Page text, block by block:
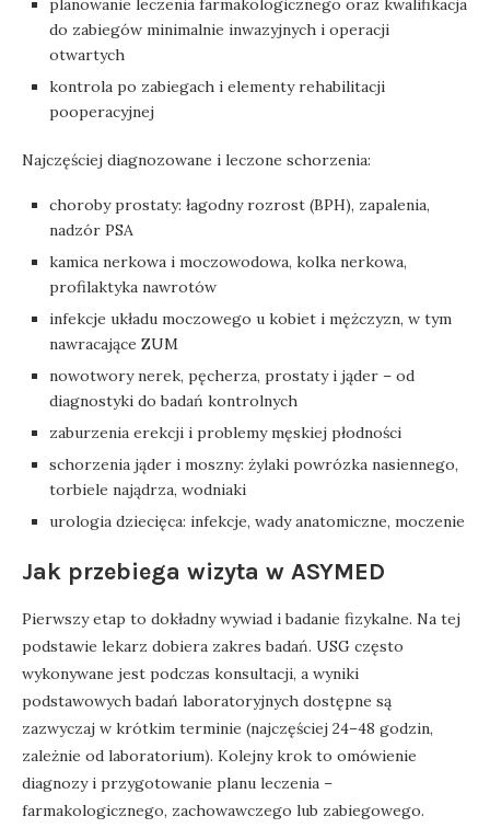
planowanie leczenia farmakologicznego oraz kwalifikacja
do zabiegów minimalnie inwazyjnych i operacji
otwartych
kontrola po zabiegach i elementy rehabilitacji
pooperacyjnej
Najczęściej diagnozowane i leczone schorzenia:
choroby prostaty: łagodny rozrost (BPH), zapalenia,
nadzór PSA
kamica nerkowa i moczowodowa, kolka nerkowa,
profilaktyka nawrotów
infekcje układu moczowego u kobiet i mężczyzn, w tym
nawracające ZUM
nowotwory nerek, pęcherza, prostaty i jąder – od
diagnostyki do badań kontrolnych
zaburzenia erekcji i problemy męskiej płodności
schorzenia jąder i moszny: żylaki powrózka nasiennego,
torbiele najądrza, wodniaki
urologia dziecięca: infekcje, wady anatomiczne, moczenie
Jak przebiega wizyta w ASYMED
Pierwszy etap to dokładny wywiad i badanie fizykalne. Na tej
podstawie lekarz dobiera zakres badań. USG często
wykonywane jest podczas konsultacji, a wyniki
podstawowych badań laboratoryjnych dostępne są
zazwyczaj w krótkim terminie (najczęściej 24–48 godzin,
zależnie od laboratorium). Kolejny krok to omówienie
diagnozy i przygotowanie planu leczenia –
farmakologicznego, zachowawczego lub zabiegowego.